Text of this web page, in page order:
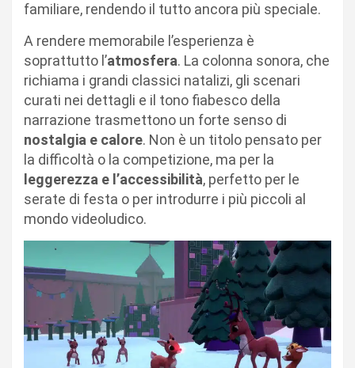
familiare, rendendo il tutto ancora più speciale.
A rendere memorabile l’esperienza è
soprattutto l’atmosfera. La colonna sonora, che
richiama i grandi classici natalizi, gli scenari
curati nei dettagli e il tono fiabesco della
narrazione trasmettono un forte senso di
nostalgia e calore. Non è un titolo pensato per
la difficoltà o la competizione, ma per la
leggerezza e l’accessibilità, perfetto per le
serate di festa o per introdurre i più piccoli al
mondo videoludico.